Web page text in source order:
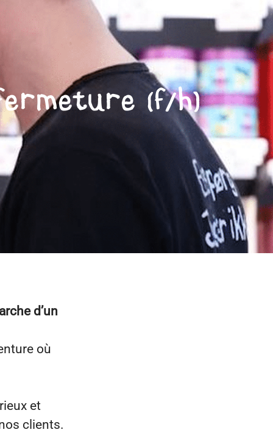
(f/h)
d’un
où
et
clients.